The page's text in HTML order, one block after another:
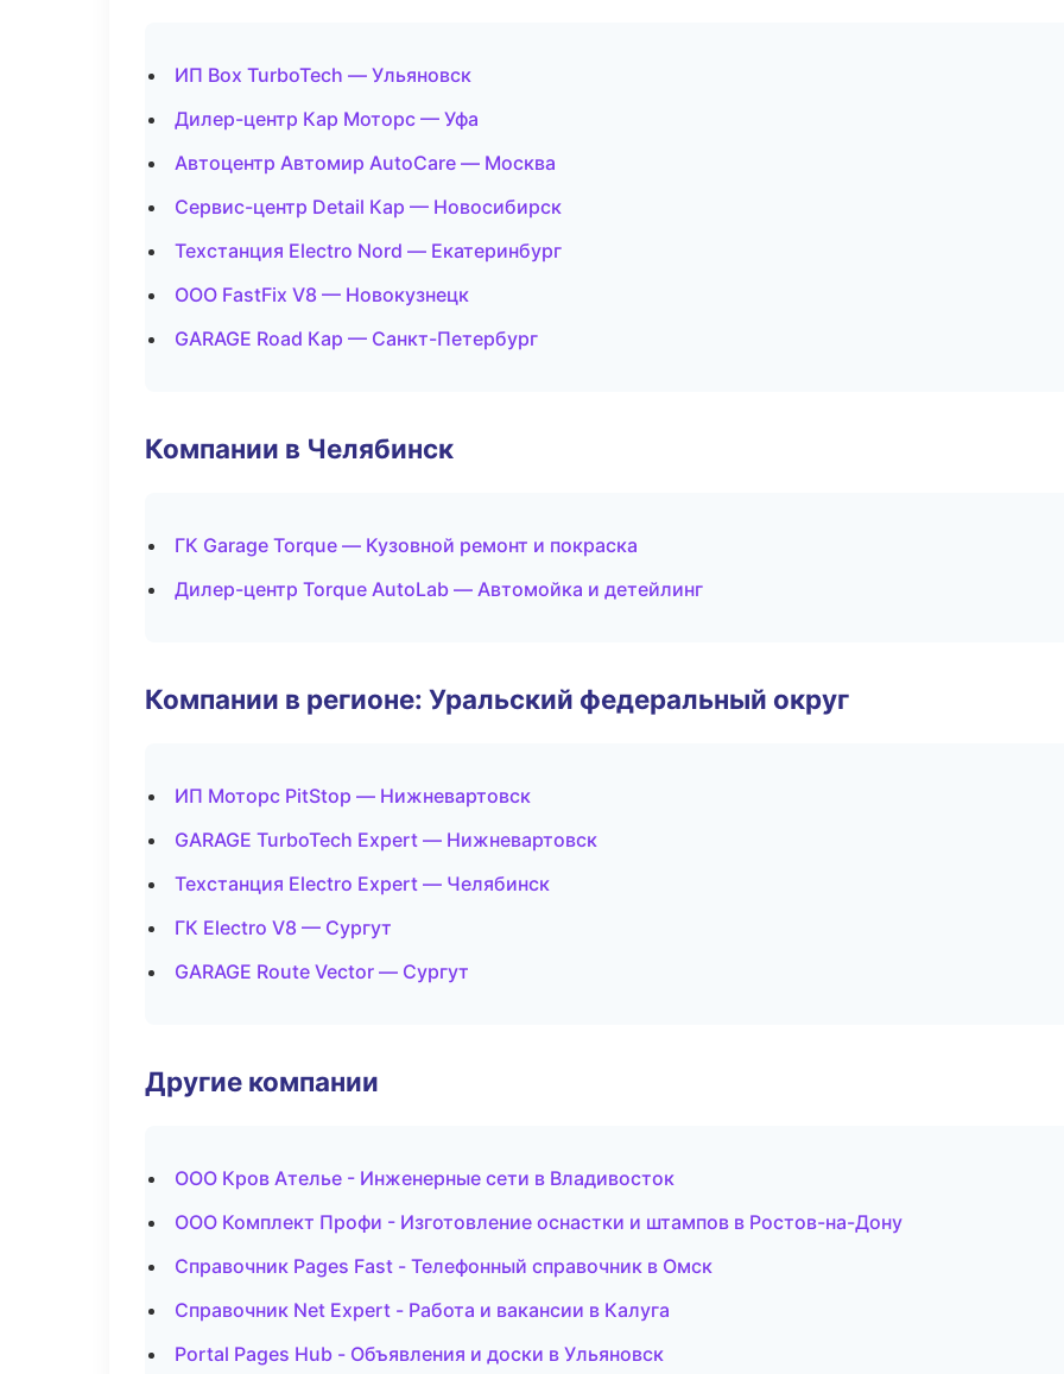
ИП Box TurboTech — Ульяновск
Дилер-центр Кар Моторс — Уфа
Автоцентр Автомир AutoCare — Москва
Сервис-центр Detail Кар — Новосибирск
Техстанция Electro Nord — Екатеринбург
ООО FastFix V8 — Новокузнецк
GARAGE Road Кар — Санкт-Петербург
Компании в Челябинск
ГК Garage Torque — Кузовной ремонт и покраска
Дилер-центр Torque AutoLab — Автомойка и детейлинг
Компании в регионе: Уральский федеральный округ
ИП Моторс PitStop — Нижневартовск
GARAGE TurboTech Expert — Нижневартовск
Техстанция Electro Expert — Челябинск
ГК Electro V8 — Сургут
GARAGE Route Vector — Сургут
Другие компании
ООО Кров Ателье - Инженерные сети в Владивосток
ООО Комплект Профи - Изготовление оснастки и штампов в Ростов-на-Дону
Справочник Pages Fast - Телефонный справочник в Омск
Справочник Net Expert - Работа и вакансии в Калуга
Portal Pages Hub - Объявления и доски в Ульяновск